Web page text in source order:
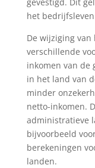
het
De wijziging
verschillende
inkomen van de
in het land van
minder
netto-inkomen.
administratieve
bijvoorbeeld
berekeningen
landen.